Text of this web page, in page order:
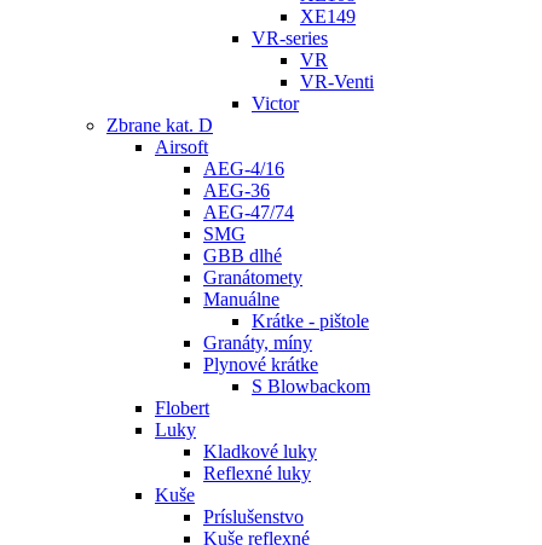
XE149
VR-series
VR
VR-Venti
Victor
Zbrane kat. D
Airsoft
AEG-4/16
AEG-36
AEG-47/74
SMG
GBB dlhé
Granátomety
Manuálne
Krátke - pištole
Granáty, míny
Plynové krátke
S Blowbackom
Flobert
Luky
Kladkové luky
Reflexné luky
Kuše
Príslušenstvo
Kuše reflexné